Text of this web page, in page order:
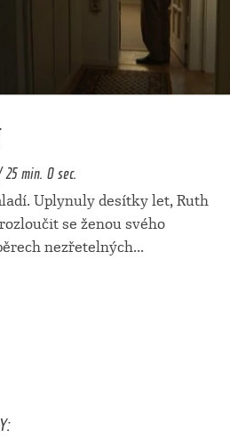
min. 0 sec.
Uplynuly desítky let, Ruth
se ženou svého
nezřetelných...